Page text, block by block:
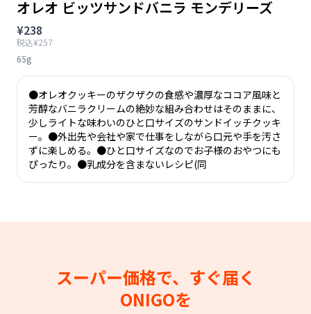
オレオ ビッツサンドバニラ モンデリーズ
¥238
税込¥257
65g
●オレオクッキーのザクザクの食感や濃厚なココア風味と
芳醇なバニラクリームの絶妙な組み合わせはそのままに、
少しライトな味わいのひと口サイズのサンドイッチクッキ
ー。●外出先や会社や家で仕事をしながら口元や手を汚さ
ずに楽しめる。●ひと口サイズなのでお子様のおやつにも
ぴったり。●乳成分を含まないレシピ(同
スーパー価格で、すぐ届く
ONIGOを